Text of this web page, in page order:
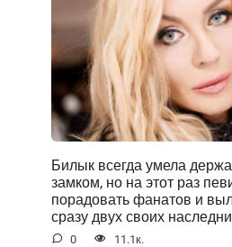
Билык всегда умела
замком, но на этот раз
порадовать фанатов и
сразу двух своих
0 11.1к.